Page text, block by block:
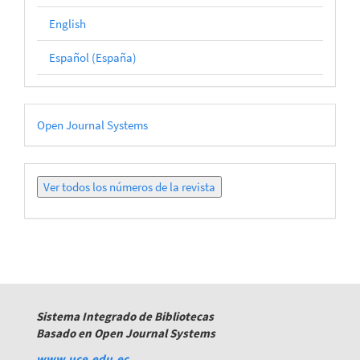
English
Español (España)
Desarrollado
por
Open Journal Systems
Ver
todos
Sistema Integrado de Bibliotecas
Basado en Open Journal Systems